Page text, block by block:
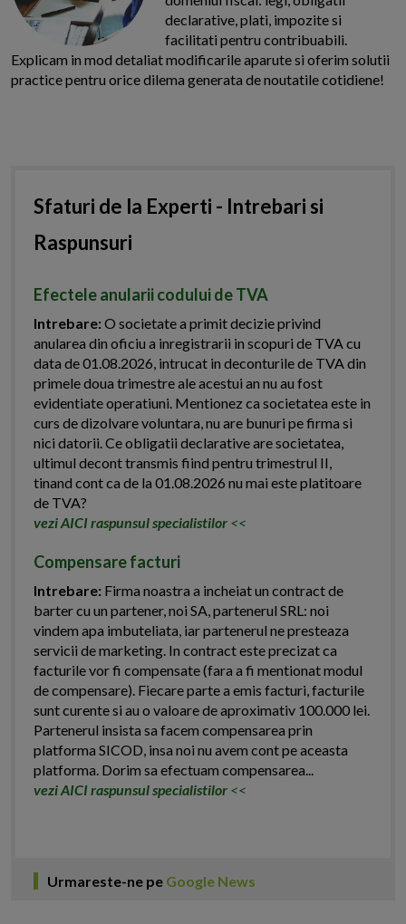
declarative, plati, impozite si
facilitati pentru contribuabili.
Explicam in mod detaliat modificarile aparute si oferim solutii
practice pentru orice dilema generata de noutatile cotidiene!
Sfaturi de la Experti - Intrebari si
Raspunsuri
Efectele anularii codului de TVA
Intrebare:O societate a primit decizie privind
anularea din oficiu a inregistrarii in scopuri de TVA cu
data de 01.08.2026, intrucat in deconturile de TVA din
primele doua trimestre ale acestui an nu au fost
evidentiate operatiuni. Mentionez ca societatea este in
curs de dizolvare voluntara, nu are bunuri pe firma si
nici datorii. Ce obligatii declarative are societatea,
ultimul decont transmis fiind pentru trimestrul II,
tinand cont ca de la 01.08.2026 nu mai este platitoare
de TVA?
vezi AICI raspunsul specialistilor <<
Compensare facturi
Intrebare: Firma noastra a incheiat un contract de
barter cu un partener, noi SA, partenerul SRL: noi
vindem apa imbuteliata, iar partenerul ne presteaza
servicii de marketing. In contract este precizat ca
facturile vor fi compensate (fara a fi mentionat modul
de compensare). Fiecare parte a emis facturi, facturile
sunt curente si au o valoare de aproximativ 100.000 lei.
Partenerul insista sa facem compensarea prin
platforma SICOD, insa noi nu avem cont pe aceasta
platforma. Dorim sa efectuam compensarea...
vezi AICI raspunsul specialistilor <<
Urmareste-ne pe Google News